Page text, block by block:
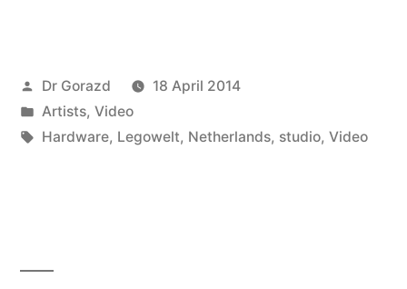
Posted
by
Dr Gorazd
18 April 2014
Posted
in
Artists, Video
Tags:
Hardware, Legowelt, Netherlands, studio, Video